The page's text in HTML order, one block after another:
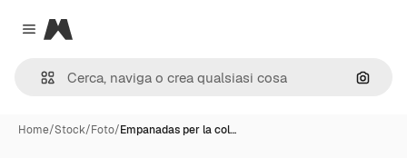
Close menu
Magnific
Cerca
Home/Stock/Foto/Empanadas per la col…